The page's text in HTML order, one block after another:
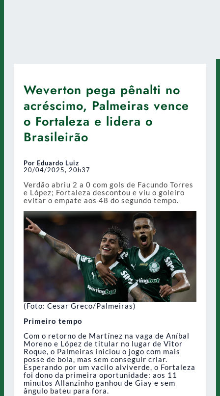
Weverton pega pênalti no
acréscimo, Palmeiras vence
o Fortaleza e lidera o
Brasileirão
Por Eduardo Luiz
20/04/2025, 20h37
Verdão abriu 2 a 0 com gols de Facundo Torres
e López; Fortaleza descontou e viu o goleiro
evitar o empate aos 48 do segundo tempo.
(Foto: Cesar Greco/Palmeiras)
Primeiro tempo
Com o retorno de Martínez na vaga de Aníbal
Moreno e López de titular no lugar de Vitor
Roque, o Palmeiras iniciou o jogo com mais
posse de bola, mas sem conseguir criar.
Esperando por um vacilo alviverde, o Fortaleza
foi dono da primeira oportunidade: aos 11
minutos Allanzinho ganhou de Giay e sem
ângulo bateu para fora.